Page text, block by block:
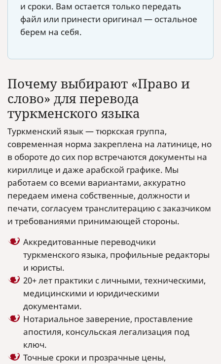
и сроки. Вам остается только передать
файл или принести оригинал — остальное
берем на себя.
Почему выбирают «Право и
слово» для перевода
туркменского языка
Туркменский язык — тюркская группа,
современная норма закреплена на латинице, но
в обороте до сих пор встречаются документы на
кириллице и даже арабской графике. Мы
работаем со всеми вариантами, аккуратно
передаем имена собственные, должности и
печати, согласуем транслитерацию с заказчиком
и требованиями принимающей стороны.
Аккредитованные переводчики
туркменского языка, профильные редакторы
и юристы.
20+ лет практики с личными, техническими,
медицинскими и юридическими
документами.
Нотариальное заверение, проставление
апостиля, консульская легализация под
ключ.
Точные сроки и прозрачные цены,